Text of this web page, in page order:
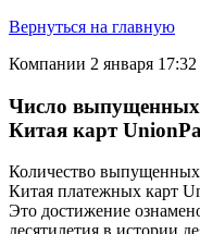
Вернуться на главную
Компании 2 января 17:32
Число выпущенных
Китая карт
Количество выпущенных
Китая платежных карт
Это достижение